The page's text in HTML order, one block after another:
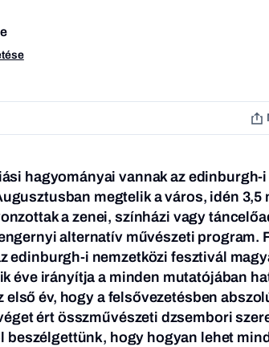
hagyományai vannak az edinburgh-
megtelik a város, idén 3,5
a zenei, színházi vagy
alternatív művészeti program.
edinburgh-i nemzetközi fesztivál
éve irányítja a minden mutatójában
első év, hogy a felsővezetésben
ért összművészeti dzsembori
beszélgettünk, hogy hogyan lehet